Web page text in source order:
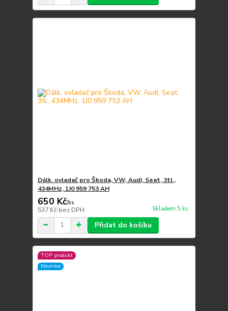
Dálk. ovladač pro Škoda, VW, Audi, Seat, 3tl.,
434MHz, 1J0 959 753 AH
650 Kč/ks
537 Kč bez DPH Skladem 5 ks
Přidat do košíku
TOP produkt
Novinka